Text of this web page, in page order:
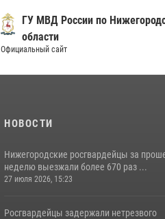
ГУ МВД России по
области
Официальный сайт
НОВОСТИ
Нижегородские росгвардейцы за
неделю выезжали более 670 раз ...
27 июля 2026, 15:23
Росгвардейцы задержали нетрезвого